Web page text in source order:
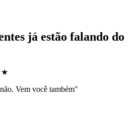
já estão falando do
Vem você também"